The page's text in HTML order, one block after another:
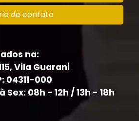
de contato
na:
Vila Guarani
04311-000
08h - 12h / 13h - 18h